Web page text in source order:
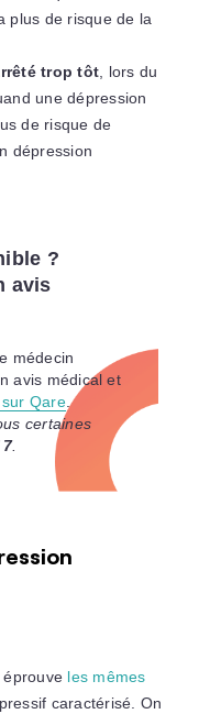
plus de risque de la
trop tôt , lors du
une dépression
de risque de
dépression
?
avis
médecin
avis médical et
Qare.
certaines
.
éprouve les mêmes
caractérisé. On